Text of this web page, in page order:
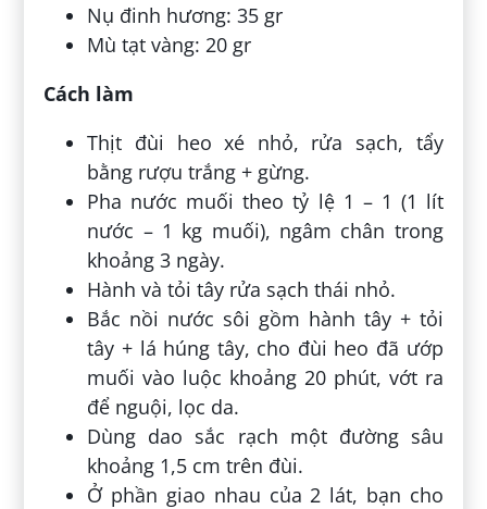
Nụ đinh hương: 35 gr
Mù tạt vàng: 20 gr
Cách làm
Thịt đùi heo xé nhỏ, rửa sạch, tẩy
bằng rượu trắng + gừng.
Pha nước muối theo tỷ lệ 1 – 1 (1 lít
nước – 1 kg muối), ngâm chân trong
khoảng 3 ngày.
Hành và tỏi tây rửa sạch thái nhỏ.
Bắc nồi nước sôi gồm hành tây + tỏi
tây + lá húng tây, cho đùi heo đã ướp
muối vào luộc khoảng 20 phút, vớt ra
để nguội, lọc da.
Dùng dao sắc rạch một đường sâu
khoảng 1,5 cm trên đùi.
Ở phần giao nhau của 2 lát, bạn cho